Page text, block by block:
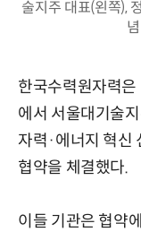
술지주 대표(왼쪽),
한국수력원자력
에서 서울대기술
자력·에너지 혁신
협약을 체결했다.
이들 기관은 협약